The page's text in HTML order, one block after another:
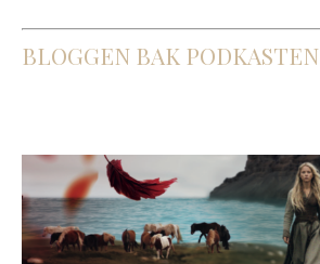
BLOGGEN BAK PODKASTEN